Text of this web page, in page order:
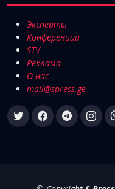
Эксперты
Конференции
STV
Реклама
О нас
mail@spress.ge